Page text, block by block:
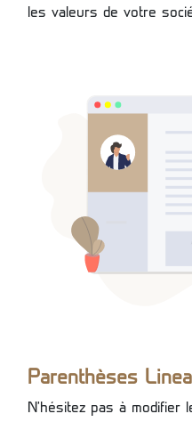
les valeurs de votre
Parenthèses
N'hésitez pas à modifier